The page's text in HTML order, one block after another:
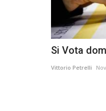
Si Vota
Vittorio Petrelli